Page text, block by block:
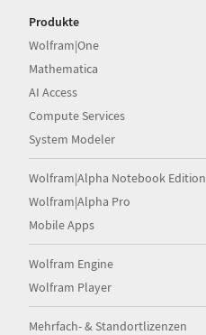
Produkte
Wolfram|One
Mathematica
AI Access
Compute Services
System Modeler
Wolfram|Alpha Notebook Edition
Wolfram|Alpha Pro
Mobile Apps
Wolfram Engine
Wolfram Player
Mehrfach- & Standortlizenzen